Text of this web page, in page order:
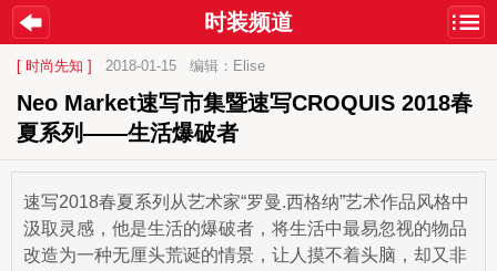
时装频道
[ 时尚先知 ] 2018-01-15 编辑：Elise
Neo Market速写市集暨速写CROQUIS 2018春
夏系列——生活爆破者
速写2018春夏系列从艺术家“罗曼.西格纳”艺术作品风格中
汲取灵感，他是生活的爆破者，将生活中最易忽视的物品
改造为一种无厘头荒诞的情景，让人摸不着头脑，却又非